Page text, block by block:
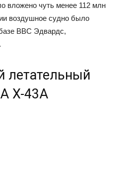
вложено чуть менее 112 млн
воздушное судно было
ВВС Эдвардс,
летательный
X-43A